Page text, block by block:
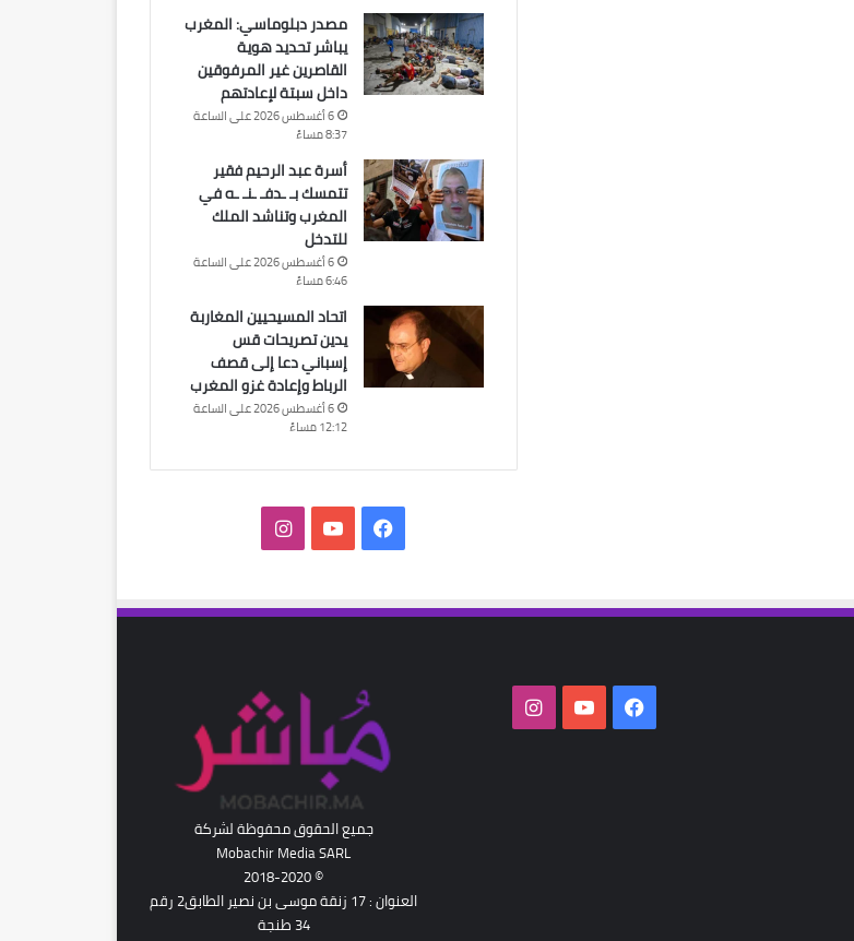
مصدر دبلوماسي: المغرب
يباشر تحديد هوية
القاصرين غير المرفوقين
داخل سبتة لإعادتهم
6 أغسطس 2026 على الساعة
8:37 مساءً
أسرة عبد الرحيم فقير
تتمسك بـ ـدفـ ـنـ ـه في
المغرب وتناشد الملك
للتدخل
6 أغسطس 2026 على الساعة
6:46 مساءً
اتحاد المسيحيين المغاربة
يدين تصريحات قس
إسباني دعا إلى قصف
الرباط وإعادة غزو المغرب
6 أغسطس 2026 على الساعة
12:12 مساءً
فيسبوك‫YouTubeانستقرام
فيسبوك‫YouTubeانستقرام
جميع الحقوق محفوظة لشركة
Mobachir Media SARL
© 2018-2020
العنوان : 17 زنقة موسى بن نصير الطابق2 رقم
34 طنجة